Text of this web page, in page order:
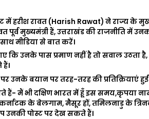
में हरीश रावत (Harish Rawat) ने राज्य
पूर्व मुख्यमंत्री हैं, उत्तराखंड की राजनीति
मीडिया से बात करें।
कि उनके पास प्रमाण नहीं है तो सवाल उठता
उनके बयान पर तरह-तरह की प्रतिक्रियाएं
मैं भी दक्षिण भारत में हूँ इस समय,कृपया
के बेलगाम, मैसूर हों, तमिलनाडु के
उनकी पोस्ट पर देख सकते हैं।